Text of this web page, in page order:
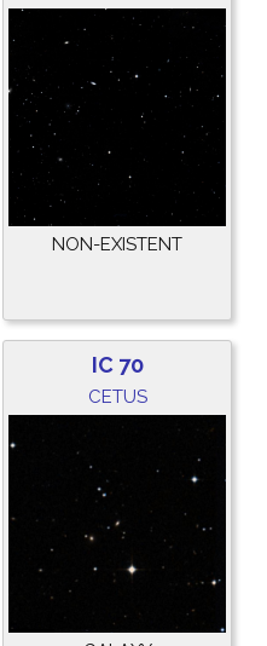
NON-EXISTENT
IC 70
CETUS